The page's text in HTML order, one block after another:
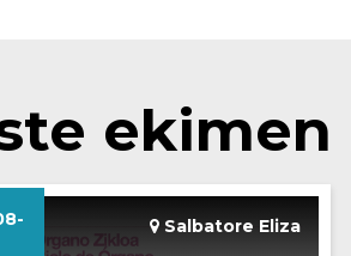
ekimen
Salbatore Eliza